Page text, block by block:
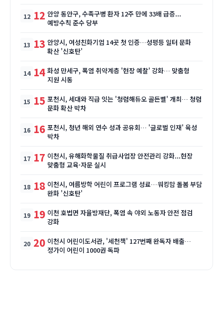
12 안양 동안구, 수족구병 환자 12주 만에 33배 급증...
예방수칙 준수 당부
13 안양시, 여성친화기업 14곳 첫 인증…성평등 일터 문화
확산 '신호탄'
14 화성 만세구, 폭염 취약계층 '현장 예찰' 강화… 맞춤형
지원 시동
15 포천시, 세대와 직급 잇는 '청렴해듀오 골든벨' 개최… 청렴
문화 확산 박차
16 포천시, 청년 해외 연수 성과 공유회… '글로벌 인재' 육성
박차
17 이천시, 유해화학물질 취급사업장 안전관리 강화...현장
맞춤형 교육·자문 실시
18 이천시, 여름방학 어린이 프로그램 성료…워킹맘 돌봄 부담
완화 '신호탄'
19 이천 호법면 자율방재단, 폭염 속 야외 노동자 안전 점검
강화
20 이천시 어린이도서관, '세천책' 127번째 완독자 배출…
정가이 어린이 1000권 독파